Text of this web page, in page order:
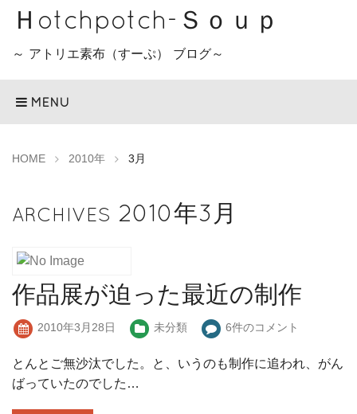
Ｈotchpotch-Ｓｏｕｐ
～ アトリエ素布（すーぷ） ブログ～
MENU
HOME 2010年 3月
ARCHIVES 2010年3月
作品展が迫った最近の制作
2010年3月28日 未分類 6件のコメント
とんとご無沙汰でした。と、いうのも制作に追われ、がん
ばっていたのでした…